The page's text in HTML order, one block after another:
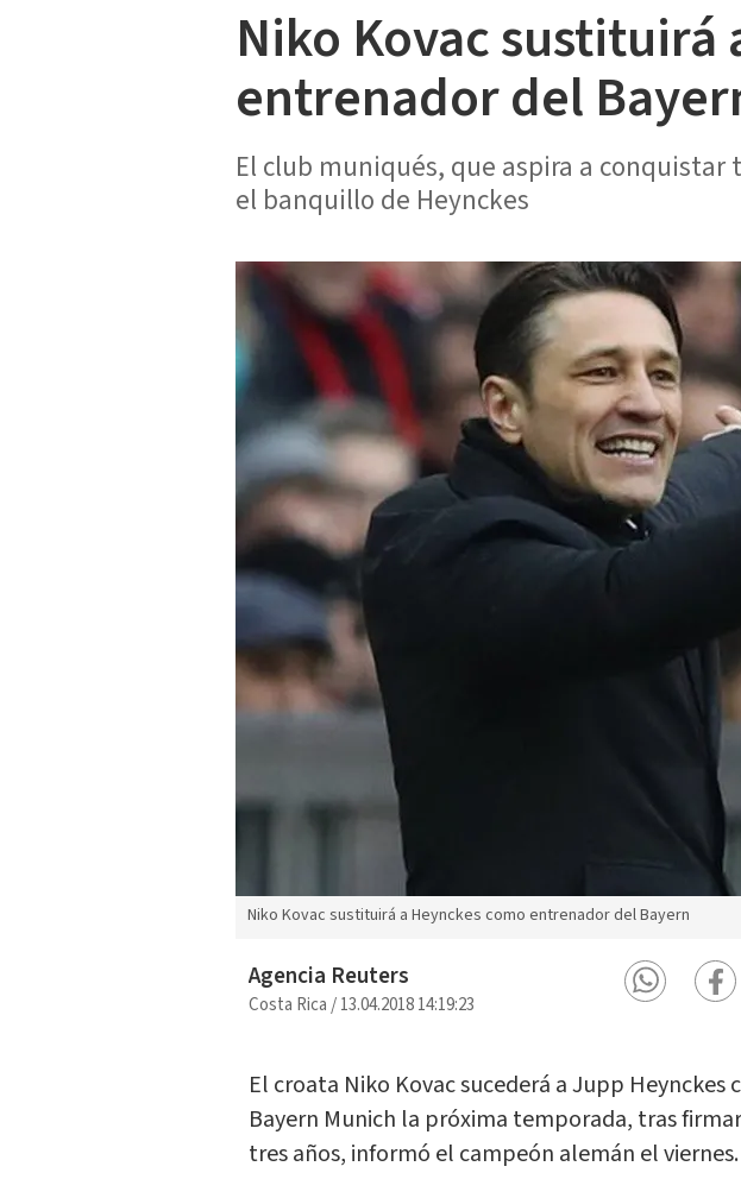
Niko Kovac sustituirá
entrenador del
El club muniqués, que aspira a
el banquillo de Heynckes
Niko Kovac sustituirá a Heynckes como entrenador del Bayern
Agencia Reuters
Costa Rica/13.04.2018 14:19:23
El croata Niko Kovac sucederá a Jupp
Bayern Munich la próxima temporada, tras
tres años, informó el campeón alemán el viernes.